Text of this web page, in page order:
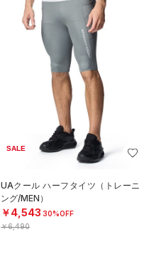
SALE
UAクール ハーフタイツ（トレーニ
ング/MEN）
￥4,543 30%OFF
￥6,490